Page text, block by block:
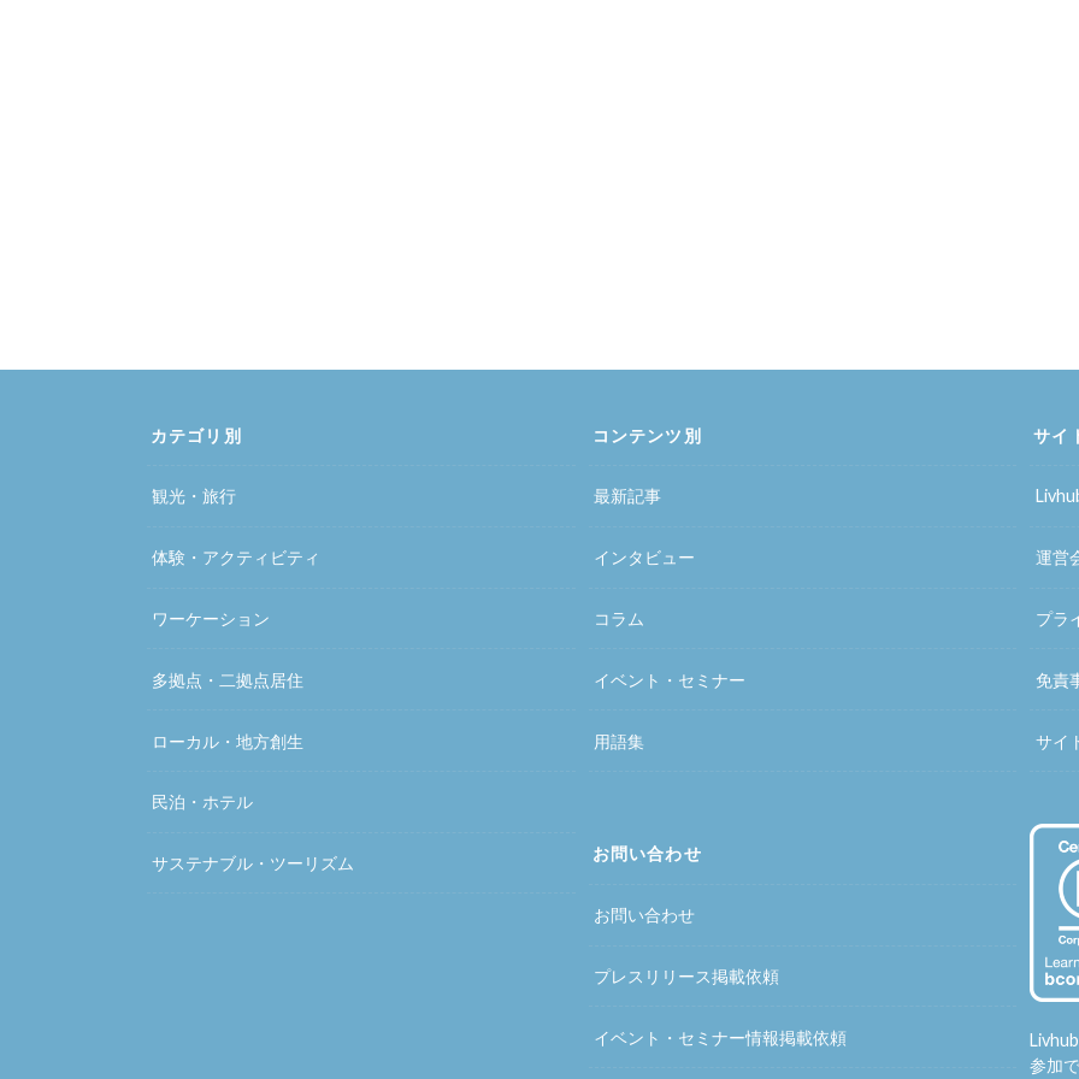
カテゴリ別
観光・旅行
体験・アクティビティ
ワーケーション
多拠点・二拠点居住
ローカル・地方創生
民泊・ホテル
サステナブル・ツーリズム
コンテンツ別
最新記事
インタビュー
コラム
イベント・セミナー
用語集
お問い合わせ
お問い合わせ
プレスリリース掲載依頼
イベント・セミナー情報掲載依頼
サイ
運営
プラ
免責
サイ
参加